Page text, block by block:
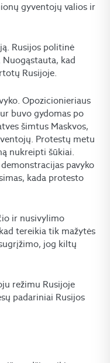
gyventojų valios ir
Rusijos politinė
kad
Rusijoje.
Opozicionieriaus
buvo gydomas po
šimtus Maskvos,
Protestų metu
nukreipti šūkiai.
pavyko
kada protesto
ir nusivylimo
tereikia tik mažytės
jog kiltų
režimu Rusijoje
padariniai Rusijos